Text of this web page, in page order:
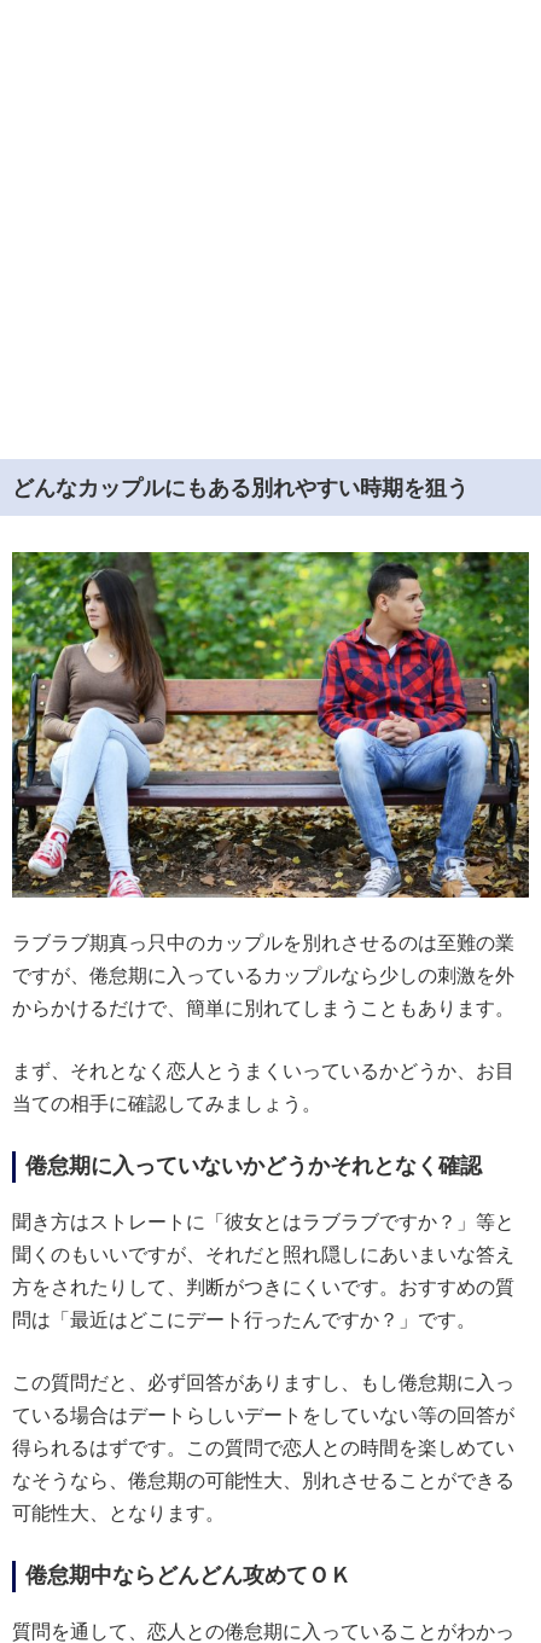
どんなカップルにもある別れやすい時期を狙う
ラブラブ期真っ只中のカップルを別れさせるのは至難の業
ですが、倦怠期に入っているカップルなら少しの刺激を外
からかけるだけで、簡単に別れてしまうこともあります。
まず、それとなく恋人とうまくいっているかどうか、お目
当ての相手に確認してみましょう。
倦怠期に入っていないかどうかそれとなく確認
聞き方はストレートに「彼女とはラブラブですか？」等と
聞くのもいいですが、それだと照れ隠しにあいまいな答え
方をされたりして、判断がつきにくいです。おすすめの質
問は「最近はどこにデート行ったんですか？」です。
この質問だと、必ず回答がありますし、もし倦怠期に入っ
ている場合はデートらしいデートをしていない等の回答が
得られるはずです。この質問で恋人との時間を楽しめてい
なそうなら、倦怠期の可能性大、別れさせることができる
可能性大、となります。
倦怠期中ならどんどん攻めてＯＫ
質問を通して、恋人との倦怠期に入っていることがわかっ